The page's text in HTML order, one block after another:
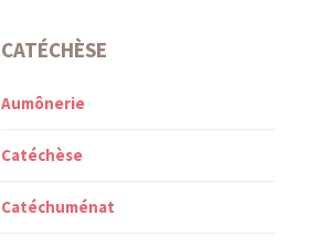
CATÉCHÈSE
Aumônerie
Catéchèse
Catéchuménat